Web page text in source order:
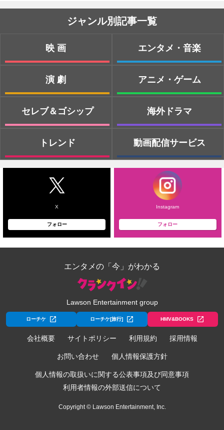
ジャンル別記事一覧
映画
演劇
セレブ＆ゴシップ
トレンド
エンタメ・音楽
アニメ・ゲーム
海外ドラマ
動画配信サービス
X
フォロー
Instagram
フォロー
エンタメの「今」がわかる
Lawson Entertainment group
ローチケ ローチケ[旅行] HMV&BOOKS
会社概要 サイトポリシー 利用規約 採用情報
お問い合わせ 個人情報保護方針
個人情報の取扱いに関する公表事項及び同意事項
利用者情報の外部送信について
Copyright © Lawson Entertainment, Inc.